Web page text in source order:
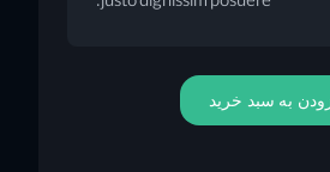
به سبد خرید